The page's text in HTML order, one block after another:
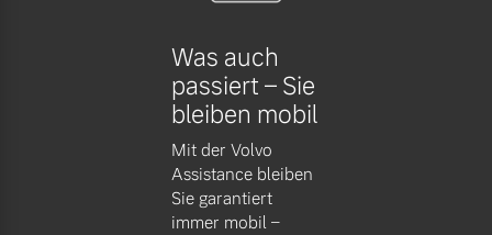
Was auch
passiert – Sie
bleiben mobil
Mit der Volvo
Assistance bleiben
Sie garantiert
immer mobil –